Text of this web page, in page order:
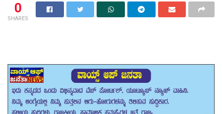
0
SHARES